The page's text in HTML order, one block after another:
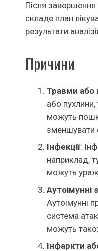
Після завершення
складе план
результати
Причини
Травми або
або пухлини,
можуть
зменшувати
Інфекції:
наприклад,
можуть
Аутоімунні
Аутоімунні
система
можуть
Інфаркти